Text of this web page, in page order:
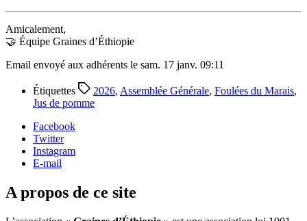
Amicalement,
🤝 Équipe Graines d’Éthiopie
Email envoyé aux adhérents le sam. 17 janv. 09:11
Étiquettes 2026, Assemblée Générale, Foulées du Marais,
Jus de pomme
Facebook
Twitter
Instagram
E-mail
A propos de ce site